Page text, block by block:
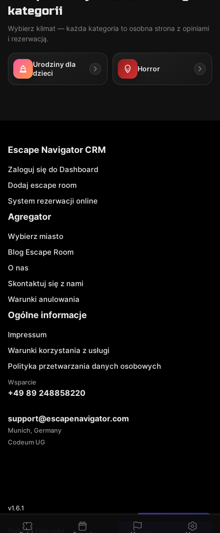
Sekret Umysłu
kategorii
Wybierz klimat — każda kategoria to osobna strona z opiniami
i rezerwacją.
Urodziny dla
dzieci
Horror
Znaleźliście błąd?
Escape Navigator CRM
Zaloguj się do Dashboard
Dodaj escape room
System rezerwacji online
Agregator
Wybierz miasto
Blog Escape Room
O nas
Skontaktuj się z nami
Warunki anulowania
Ogólne informacje
Impressum
Warunki korzystania z usługi
Polityka przetwarzania danych osobowych
Wsparcie
+49 89 248858220
support@escapenavigator.com
Munich, Germany
Codeum UG
v1.6.1